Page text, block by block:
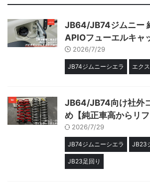
JB64/JB74ジムニー
APIOフューエルキャ
2026/7/29
JB74ジムニーシエラ エク
JB64/JB74向け社外
め【純正車高からリフ
2026/7/29
JB74ジムニーシエラ JB23
JB23足回り